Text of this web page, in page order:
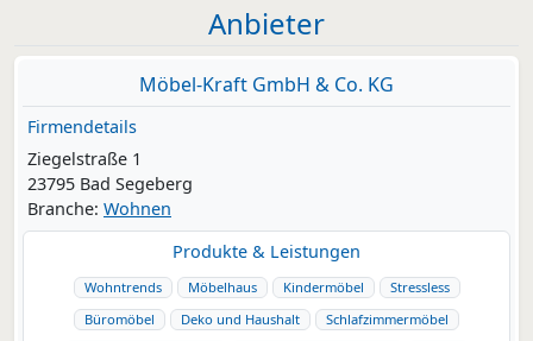
Anbieter
Möbel-Kraft GmbH & Co. KG
Firmendetails
Ziegelstraße 1
23795 Bad Segeberg
Branche: Wohnen
Produkte & Leistungen
Wohntrends Möbelhaus Kindermöbel
Stressless
Büromöbel
Deko und Haushalt
Schlafzimmermöbel